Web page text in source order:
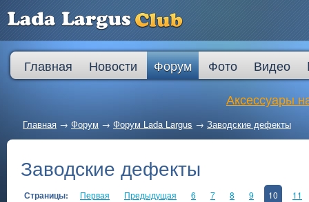
Главная Новости Форум Фото Видео
Аксессуары
Главная → Форум → Форум Lada Largus → Заводские дефекты
Заводские дефекты
Страницы: Первая Предыдущая 6 7 8 9 10 11